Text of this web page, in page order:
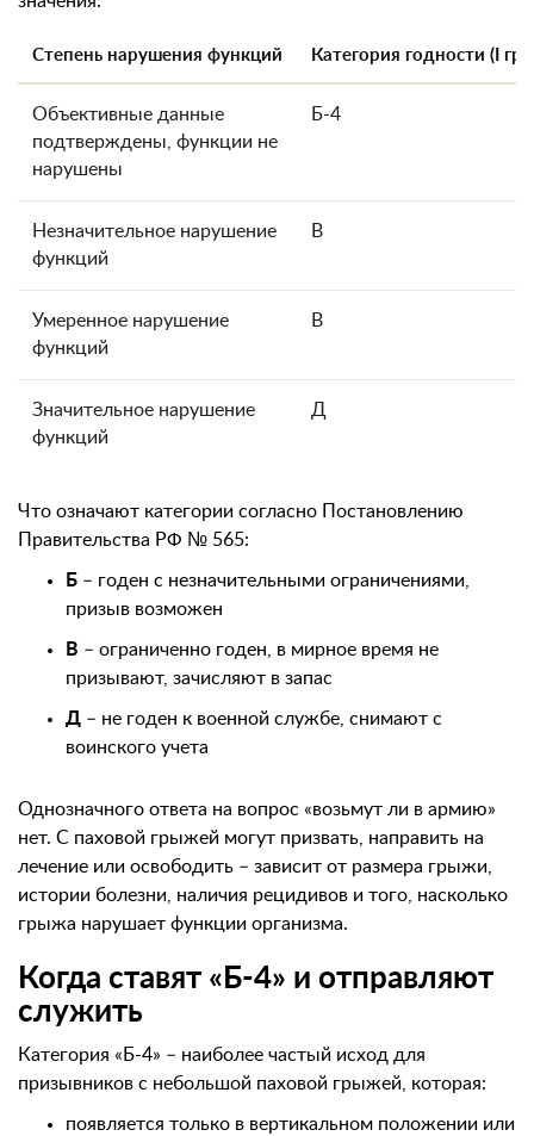
Степень нарушения функций Категория годности (I
Объективные данные
подтверждены, функции не
нарушены
Б-4
Незначительное нарушение
функций
В
Умеренное нарушение
функций
В
Значительное нарушение
функций
Д
Что означают категории согласно Постановлению
Правительства РФ № 565:
Б – годен с незначительными ограничениями,
призыв возможен
В – ограниченно годен, в мирное время не
призывают, зачисляют в запас
Д – не годен к военной службе, снимают с
воинского учета
Однозначного ответа на вопрос «возьмут ли в армию»
нет. С паховой грыжей могут призвать, направить на
лечение или освободить – зависит от размера грыжи,
истории болезни, наличия рецидивов и того, насколько
грыжа нарушает функции организма.
Когда ставят «Б-4» и отправляют
служить
Категория «Б-4» – наиболее частый исход для
призывников с небольшой паховой грыжей, которая:
появляется только в вертикальном положении или